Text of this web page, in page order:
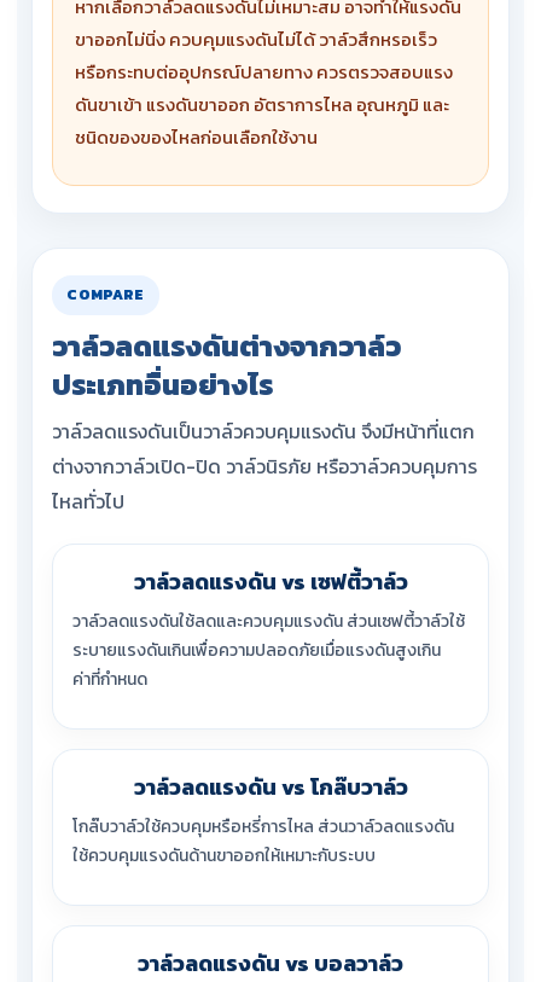
หากเลือกวาล์วลดแรงดันไม่เหมาะสม อาจทำให้แรงดัน
ขาออกไม่นิ่ง ควบคุมแรงดันไม่ได้ วาล์วสึกหรอเร็ว
หรือกระทบต่ออุปกรณ์ปลายทาง ควรตรวจสอบแรง
ดันขาเข้า แรงดันขาออก อัตราการไหล อุณหภูมิ และ
ชนิดของของไหลก่อนเลือกใช้งาน
COMPARE
วาล์วลดแรงดันต่างจากวาล์ว
ประเภทอื่นอย่างไร
วาล์วลดแรงดันเป็นวาล์วควบคุมแรงดัน จึงมีหน้าที่แตก
ต่างจากวาล์วเปิด-ปิด วาล์วนิรภัย หรือวาล์วควบคุมการ
ไหลทั่วไป
วาล์วลดแรงดัน vs เซฟตี้วาล์ว
วาล์วลดแรงดันใช้ลดและควบคุมแรงดัน ส่วนเซฟตี้วาล์วใช้
ระบายแรงดันเกินเพื่อความปลอดภัยเมื่อแรงดันสูงเกิน
ค่าที่กำหนด
วาล์วลดแรงดัน vs โกล๊บวาล์ว
โกล๊บวาล์วใช้ควบคุมหรือหรี่การไหล ส่วนวาล์วลดแรงดัน
ใช้ควบคุมแรงดันด้านขาออกให้เหมาะกับระบบ
วาล์วลดแรงดัน vs บอลวาล์ว